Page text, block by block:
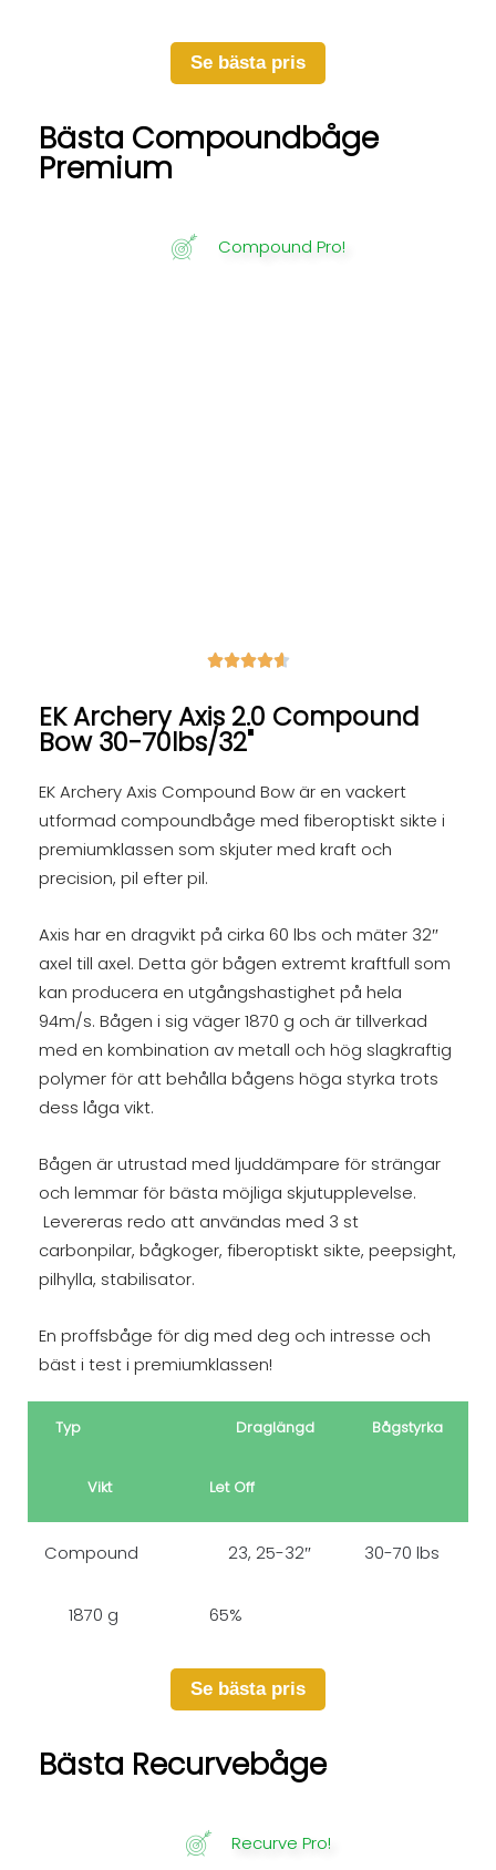
Se bästa pris
Bästa Compoundbåge
Premium
Compound Pro!

EK Archery Axis 2.0 Compound
Bow 30-70lbs/32"
EK Archery Axis Compound Bow är en vackert
utformad compoundbåge med fiberoptiskt sikte i
premiumklassen som skjuter med kraft och
precision, pil efter pil.
Axis har en dragvikt på cirka 60 lbs och mäter 32″
axel till axel. Detta gör bågen extremt kraftfull som
kan producera en utgångshastighet på hela
94m/s. Bågen i sig väger 1870 g och är tillverkad
med en kombination av metall och hög slagkraftig
polymer för att behålla bågens höga styrka trots
dess låga vikt.
Bågen är utrustad med ljuddämpare för strängar
och lemmar för bästa möjliga skjutupplevelse.
Levereras redo att användas med 3 st
carbonpilar, bågkoger, fiberoptiskt sikte, peepsight,
pilhylla, stabilisator.
En proffsbåge för dig med deg och intresse och
bäst i test i premiumklassen!
Typ Draglängd Bågstyrka
Vikt Let Off
Compound 23, 25-32″ 30-70 lbs
1870 g 65%
Se bästa pris
Bästa Recurvebåge
Recurve Pro!